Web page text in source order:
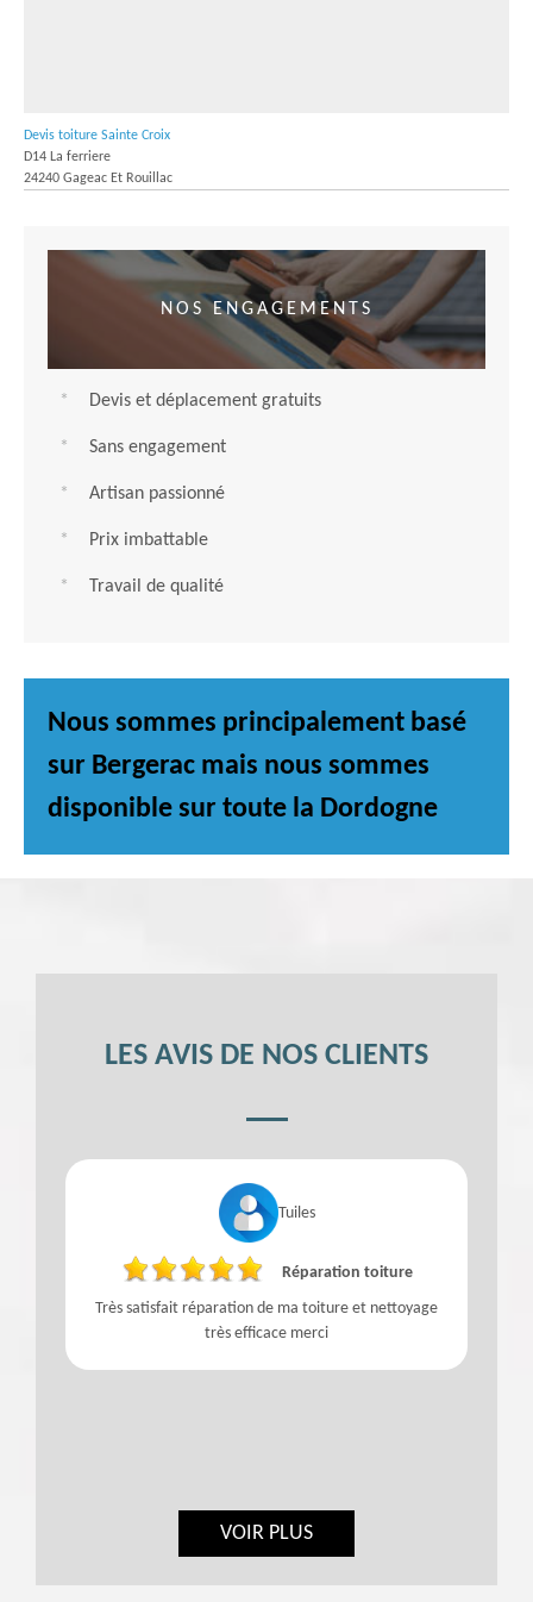
Devis toiture Sainte Croix
D14 La ferriere
24240 Gageac Et Rouillac
NOS ENGAGEMENTS
Devis et déplacement gratuits
Sans engagement
Artisan passionné
Prix imbattable
Travail de qualité
Nous sommes principalement basé
sur Bergerac mais nous sommes
disponible sur toute la Dordogne
LES AVIS DE NOS CLIENTS
Tuiles
Réparation toiture
Très satisfait réparation de ma toiture et nettoyage
très efficace merci
VOIR PLUS